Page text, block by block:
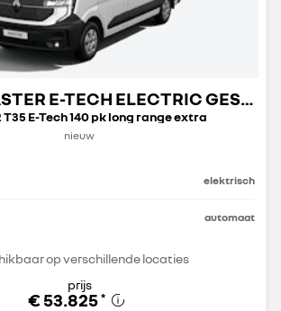
NIEUWE MASTER E-TECH ELECTRIC GESLOTEN TRANSPORT
T35 E-Tech 140 pk long range extra
nieuw
elektrisch
automaat
op verschillende locaties
prijs
€ 53.825 *